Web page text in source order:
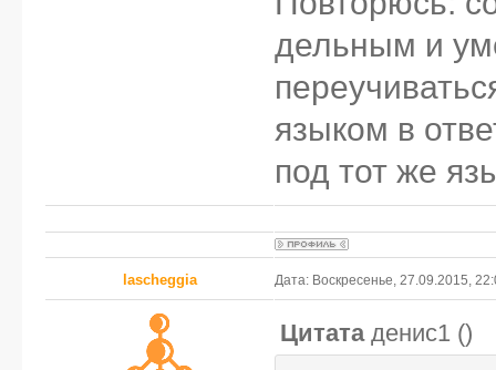
дельным и
языком в
под тот же
lascheggia Дата: Воскресенье, 27.09.2015,
Цитата денис1 ()